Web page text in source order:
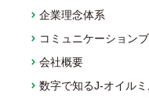
企業理念体系
コミュニケーション
会社概要
数字で知るJ-オイル